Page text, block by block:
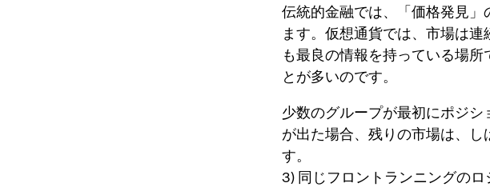
伝統的金融では、「価格発見
ます。仮想通貨では、市場は連
も最良の情報を持っている場
とが多いのです。
少数のグループが最初にポジ
が出た場合、残りの市場は、
す。
3) 同じフロントランニングの